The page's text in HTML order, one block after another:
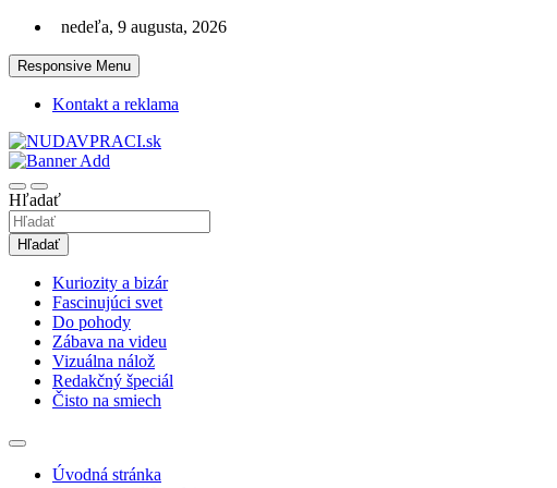
Skip
content
nedeľa, 9 augusta, 2026
Responsive Menu
Kontakt a reklama
nudaVpráci.sk
Hľadať
Hľadať
Kuriozity a bizár
Fascinujúci svet
Do pohody
Zábava na videu
Vizuálna nálož
Redakčný špeciál
Čisto na smiech
Úvodná stránka